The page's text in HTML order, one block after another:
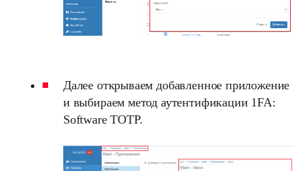
Далее открываем добавленное приложение
и выбираем метод аутентификации 1FA:
Software TOTP.